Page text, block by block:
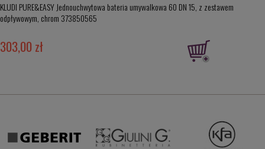
KLUDI PURE&EASY Jednouchwytowa bateria umywalkowa 60 DN 15, z zestawem
odpływowym, chrom 373850565
303,00 zł